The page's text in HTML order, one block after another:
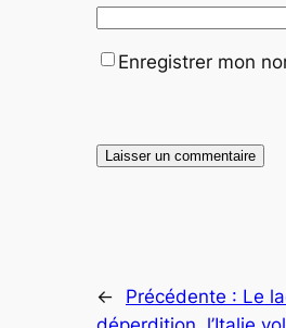
Enregistrer mon
← Précédente : Le